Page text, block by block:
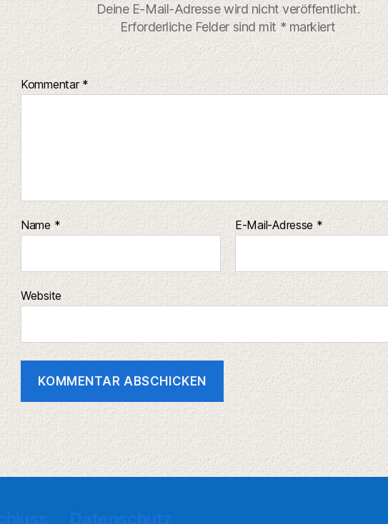
Deine E-Mail-Adresse wird nicht veröffentlicht.
Erforderliche Felder sind mit *markiert
Kommentar*
Name * E-Mail-Adresse *
Website